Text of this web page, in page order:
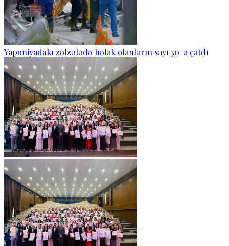
Yaponiyadakı zəlzələdə həlak olanların sayı 30-a çatdı